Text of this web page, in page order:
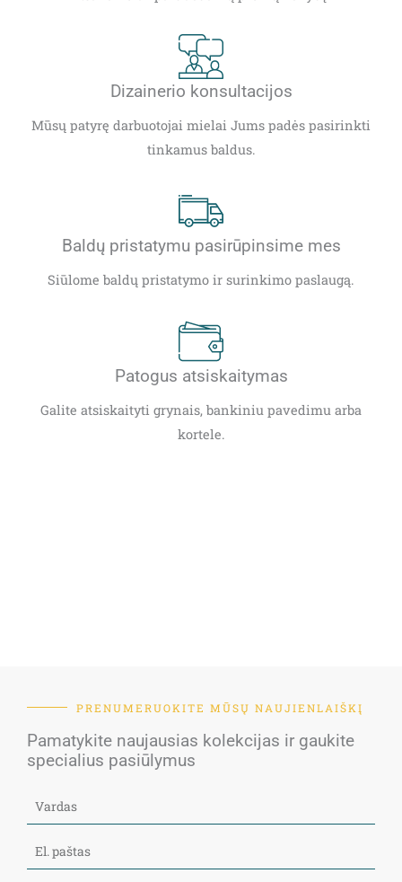
Dizainerio konsultacijos
Mūsų patyrę darbuotojai mielai Jums padės pasirinkti
tinkamus baldus.
Baldų pristatymu pasirūpinsime mes
Siūlome baldų pristatymo ir surinkimo paslaugą.
Patogus atsiskaitymas
Galite atsiskaityti grynais, bankiniu pavedimu arba
kortele.
PRENUMERUOKITE MŪSŲ NAUJIENLAIŠKĮ
Pamatykite naujausias kolekcijas ir gaukite
specialius pasiūlymus